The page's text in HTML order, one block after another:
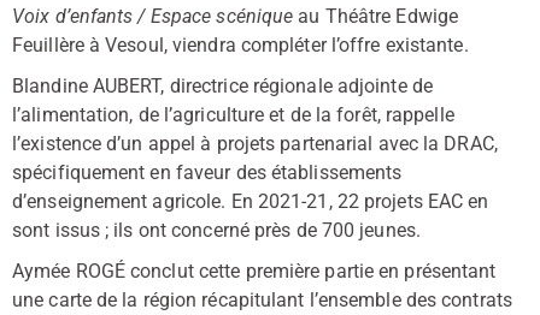
Voix d’enfants / Espace scénique au Théâtre Edwige
Feuillère à Vesoul, viendra compléter l’offre existante.
Blandine AUBERT, directrice régionale adjointe de
l’alimentation, de l’agriculture et de la forêt, rappelle
l’existence d’un appel à projets partenarial avec la DRAC,
spécifiquement en faveur des établissements
d’enseignement agricole. En 2021-21, 22 projets EAC en
sont issus ; ils ont concerné près de 700 jeunes.
Aymée ROGÉ conclut cette première partie en présentant
une carte de la région récapitulant l’ensemble des contrats